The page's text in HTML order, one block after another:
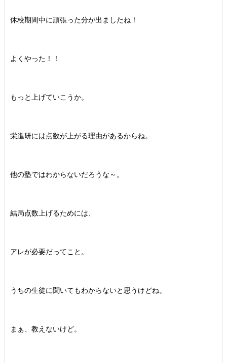
休校期間中に頑張った分が出ましたね！
よくやった！！
もっと上げていこうか。
栄進研には点数が上がる理由があるからね。
他の塾ではわからないだろうな～。
結局点数上げるためには、
アレが必要だってこと。
うちの生徒に聞いてもわからないと思うけどね。
まぁ、教えないけど。